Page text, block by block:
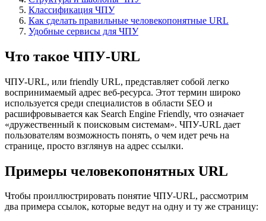
Классификация ЧПУ
Как сделать правильные человекопонятные URL
Удобные сервисы для ЧПУ
Что такое ЧПУ-URL
ЧПУ-URL, или friendly URL, представляет собой легко
воспринимаемый адрес веб-ресурса. Этот термин широко
используется среди специалистов в области SEO и
расшифровывается как Search Engine Friendly, что означает
«дружественный к поисковым системам». ЧПУ-URL дает
пользователям возможность понять, о чем идет речь на
странице, просто взглянув на адрес ссылки.
Примеры человекопонятных URL
Чтобы проиллюстрировать понятие ЧПУ-URL, рассмотрим
два примера ссылок, которые ведут на одну и ту же страницу: